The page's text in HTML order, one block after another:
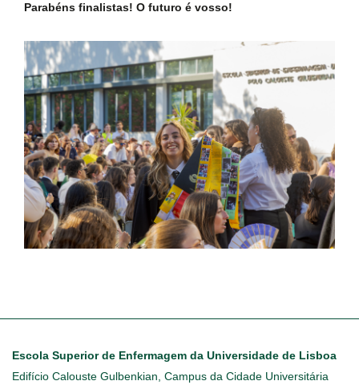
Parabéns finalistas! O futuro é vosso!
Escola Superior de Enfermagem da Universidade de Lisboa
Edifício Calouste Gulbenkian, Campus da Cidade Universitária